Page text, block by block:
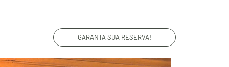
GARANTA SUA RESERVA!